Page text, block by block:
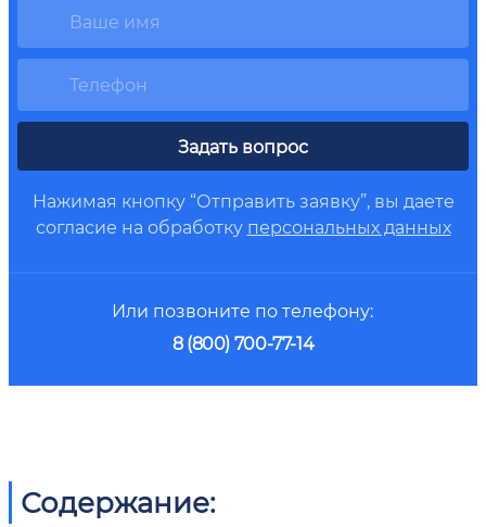
Задать вопрос
Нажимая кнопку “Отправить заявку”, вы даете
согласие на обработку персональных данных
Или позвоните по телефону:
8 (800) 700-77-14
Содержание: